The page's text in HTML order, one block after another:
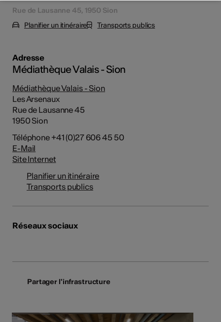
Rue de Lausanne 45, 1950 Sion
Planifier un itinéraire
Transports publics
Adresse
Médiathèque Valais - Sion
Médiathèque Valais - Sion
Les Arsenaux
Rue de Lausanne 45
1950 Sion
Téléphone +41 (0)27 606 45 50
E-Mail
Site Internet
Planifier un itinéraire
Transports publics
Réseaux sociaux
Partager l'infrastructure